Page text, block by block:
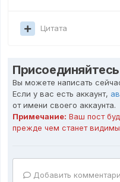
Цитата
Вы можете написать
Если у вас есть аккаунт,
от имени своего аккаунта.
Примечание: Ваш пост
прежде чем станет
Добавить